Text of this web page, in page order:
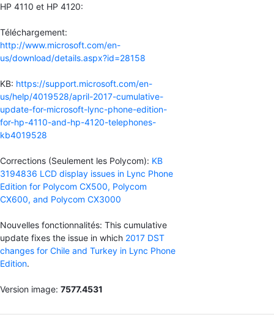
HP 4110 et HP 4120:
Téléchargement:
http://www.microsoft.com/en-
us/download/details.aspx?id=28158
KB: https://support.microsoft.com/en-
us/help/4019528/april-2017-cumulative-
update-for-microsoft-lync-phone-edition-
for-hp-4110-and-hp-4120-telephones-
kb4019528
Corrections (Seulement les Polycom): KB
3194836 LCD display issues in Lync Phone
Edition for Polycom CX500, Polycom
CX600, and Polycom CX3000
Nouvelles fonctionnalités: This cumulative
update fixes the issue in which 2017 DST
changes for Chile and Turkey in Lync Phone
Edition.
Version image: 7577.4531